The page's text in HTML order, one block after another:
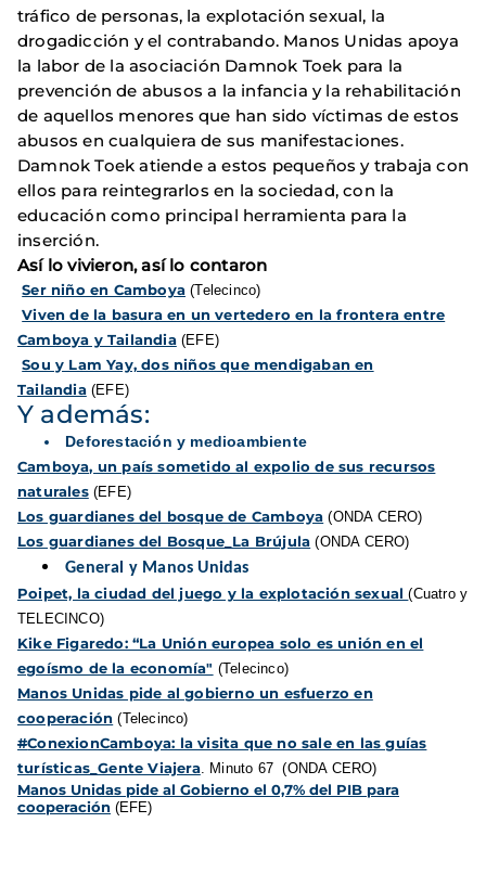
tráfico de personas, la explotación sexual, la
drogadicción y el contrabando. Manos Unidas apoya
la labor de la asociación Damnok Toek para la
prevención de abusos a la infancia y la rehabilitación
de aquellos menores que han sido víctimas de estos
abusos en cualquiera de sus manifestaciones.
Damnok Toek atiende a estos pequeños y trabaja con
ellos para reintegrarlos en la sociedad, con la
educación como principal herramienta para la
inserción.
Así lo vivieron, así lo contaron
Ser niño en Camboya (Telecinco)
Viven de la basura en un vertedero en la frontera entre
Camboya y Tailandia(EFE)
Sou y Lam Yay, dos niños que mendigaban en
Tailandia(EFE)
Y además:
Deforestación y medioambiente
Camboya, un país sometido al expolio de sus recursos
naturales(EFE)
Los guardianes del bosque de Camboya (ONDA CERO)
Los guardianes del Bosque_La Brújula (ONDA CERO)
General y Manos Unidas
Poipet, la ciudad del juego y la explotación sexual(Cuatro y
TELECINCO)
Kike Figaredo: “La Unión europea solo es unión en el
egoísmo de la economía" (Telecinco)
Manos Unidas pide al gobierno un esfuerzo en
cooperación (Telecinco)
#ConexionCamboya: la visita que no sale en las guías
turísticas_Gente Viajera. Minuto 67 (ONDA CERO)
Manos Unidas pide al Gobierno el 0,7% del PIB para
cooperación (EFE)